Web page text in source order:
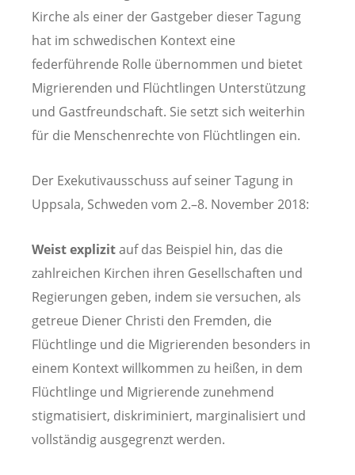
Kirche als einer der Gastgeber dieser Tagung
hat im schwedischen Kontext eine
federführende Rolle übernommen und bietet
Migrierenden und Flüchtlingen Unterstützung
und Gastfreundschaft. Sie setzt sich weiterhin
für die Menschenrechte von Flüchtlingen ein.
Der Exekutivausschuss auf seiner Tagung in
Uppsala, Schweden vom 2.–8. November 2018:
Weist explizitauf das Beispiel hin, das die
zahlreichen Kirchen ihren Gesellschaften und
Regierungen geben, indem sie versuchen, als
getreue Diener Christi den Fremden, die
Flüchtlinge und die Migrierenden besonders in
einem Kontext willkommen zu heißen, in dem
Flüchtlinge und Migrierende zunehmend
stigmatisiert, diskriminiert, marginalisiert und
vollständig ausgegrenzt werden.